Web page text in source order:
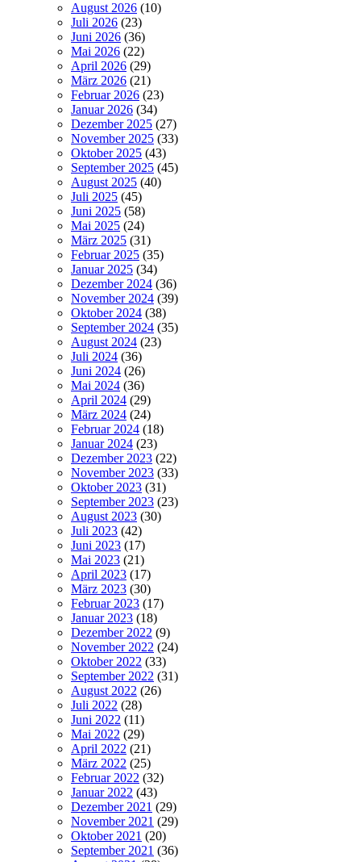
August 2026 (10)
Juli 2026 (23)
Juni 2026 (36)
Mai 2026 (22)
April 2026 (29)
März 2026 (21)
Februar 2026 (23)
Januar 2026 (34)
Dezember 2025 (27)
November 2025 (33)
Oktober 2025 (43)
September 2025 (45)
August 2025 (40)
Juli 2025 (45)
Juni 2025 (58)
Mai 2025 (24)
März 2025 (31)
Februar 2025 (35)
Januar 2025 (34)
Dezember 2024 (36)
November 2024 (39)
Oktober 2024 (38)
September 2024 (35)
August 2024 (23)
Juli 2024 (36)
Juni 2024 (26)
Mai 2024 (36)
April 2024 (29)
März 2024 (24)
Februar 2024 (18)
Januar 2024 (23)
Dezember 2023 (22)
November 2023 (33)
Oktober 2023 (31)
September 2023 (23)
August 2023 (30)
Juli 2023 (42)
Juni 2023 (17)
Mai 2023 (21)
April 2023 (17)
März 2023 (30)
Februar 2023 (17)
Januar 2023 (18)
Dezember 2022 (9)
November 2022 (24)
Oktober 2022 (33)
September 2022 (31)
August 2022 (26)
Juli 2022 (28)
Juni 2022 (11)
Mai 2022 (29)
April 2022 (21)
März 2022 (25)
Februar 2022 (32)
Januar 2022 (43)
Dezember 2021 (29)
November 2021 (29)
Oktober 2021 (20)
September 2021 (36)